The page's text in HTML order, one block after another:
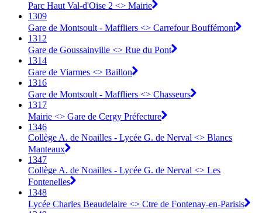
Parc Haut Val-d'Oise 2 <> Mairie
1309
Gare de Montsoult - Maffliers <> Carrefour Bouffémont
1312
Gare de Goussainville <> Rue du Pont
1314
Gare de Viarmes <> Baillon
1316
Gare de Montsoult - Maffliers <> Chasseurs
1317
Mairie <> Gare de Cergy Préfecture
1346
Collège A. de Noailles - Lycée G. de Nerval <> Blancs
Manteaux
1347
Collège A. de Noailles - Lycée G. de Nerval <> Les
Fontenelles
1348
Lycée Charles Beaudelaire <> Ctre de Fontenay-en-Parisis